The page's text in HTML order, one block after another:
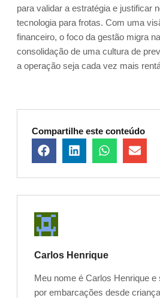
para validar a estratégia e justificar
tecnologia para frotas. Com uma
financeiro, o foco da gestão migra
consolidação de uma cultura de
a operação seja cada vez mais
Compartilhe este conteúdo
Carlos Henrique
Meu nome é Carlos Henrique e
por embarcações desde